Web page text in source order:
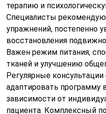
терапию и
Специалисты
упражнений, постепенно
восстановления
Важен режим питания,
тканей и улучшению
Регулярные
адаптировать программу
зависимости от
пациента. Комплексный